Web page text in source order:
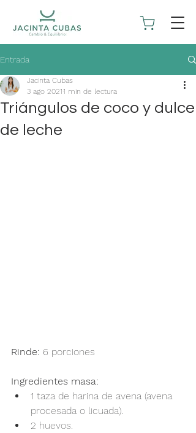
Entrada
Triángulos de coco y dulce
de leche
Jacinta Cubas
3 ago 20211 min de lectura
Rinde: 6 porciones
Ingredientes masa:
1 taza de harina de avena (avena
procesada o licuada).
2 huevos.